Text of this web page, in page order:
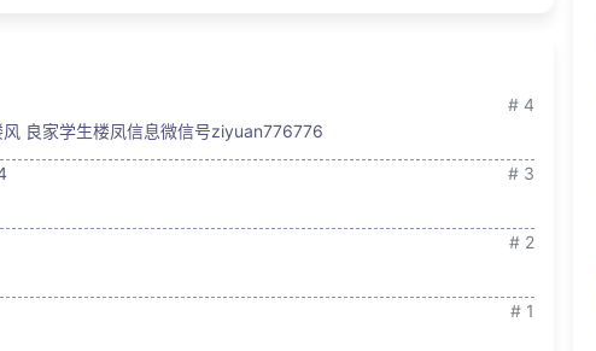
# 4
良家学生楼凤信息微信号ziyuan776776
# 3
# 2
# 1